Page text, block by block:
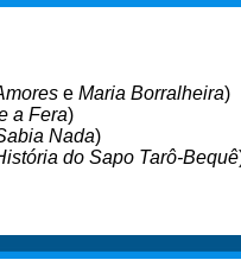
e Maria Borralheira)
a Fera)
Nada)
do Sapo Tarô-Bequê